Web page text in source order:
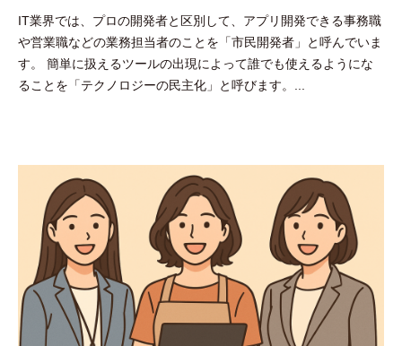
吉
田
豪
IT業界では、プロの開発者と区別して、アプリ開発できる事務職
や営業職などの業務担当者のことを「市民開発者」と呼んでいま
す。 簡単に扱えるツールの出現によって誰でも使えるようにな
ることを「テクノロジーの民主化」と呼びます。...